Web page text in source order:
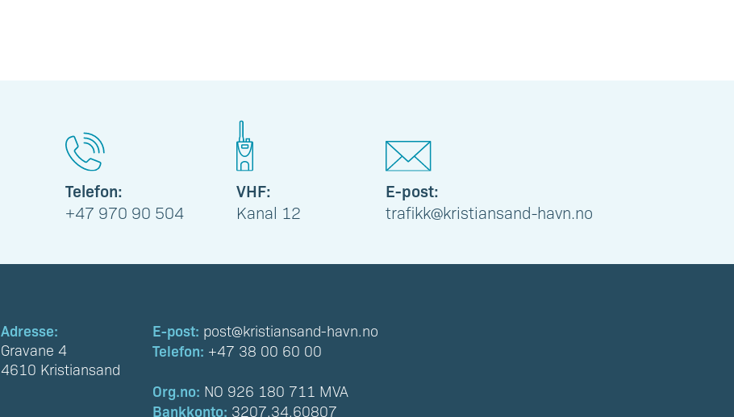
Telefon:
+47 970 90 504
VHF:
Kanal 12
E-post:
trafikk@kristiansand-havn.no
Adresse:
Gravane 4
4610 Kristiansand
E-post: post@kristiansand-havn.no
Telefon: +47 38 00 60 00
Org.no: NO 926 180 711 MVA
Bankkonto: 3207.34.60807